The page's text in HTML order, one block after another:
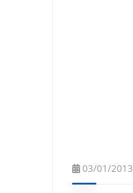
03/01/2013